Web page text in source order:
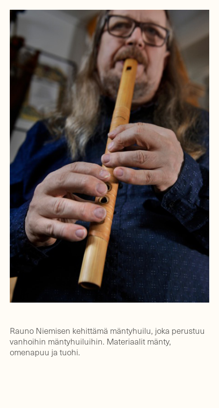
Rauno Niemisen kehittämä mäntyhuilu, joka perustuu
vanhoihin mäntyhuiluihin. Materiaalit mänty,
omenapuu ja tuohi.